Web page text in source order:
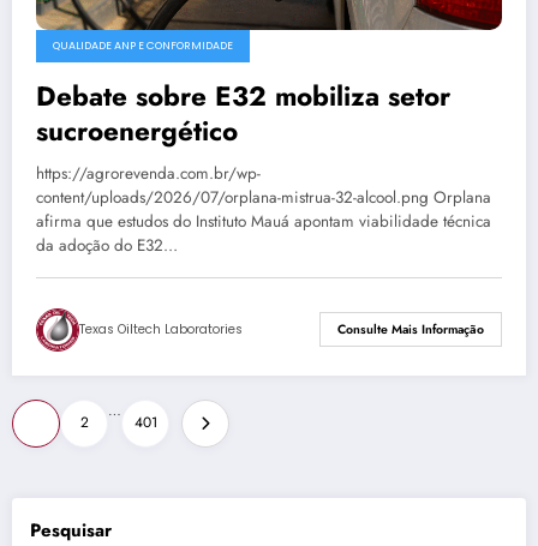
QUALIDADE ANP E CONFORMIDADE
Debate sobre E32 mobiliza setor
sucroenergético
https://agrorevenda.com.br/wp-
content/uploads/2026/07/orplana-mistrua-32-alcool.png Orplana
afirma que estudos do Instituto Mauá apontam viabilidade técnica
da adoção do E32…
Texas Oiltech Laboratories Consulte Mais Informação
Paginação
de
posts
2
…
401
Pesquisar